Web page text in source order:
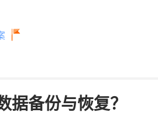
备份与恢复？